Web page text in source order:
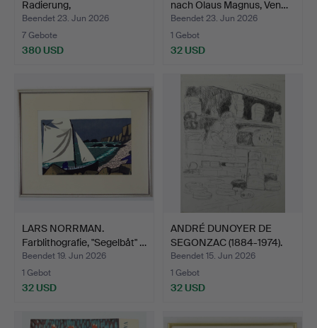
Radierung,
"Cigarettrökerska …
Beendet 23. Jun 2026
7 Gebote
380 USD
nach Olaus Magnus, Ven…
Beendet 23. Jun 2026
1 Gebot
32 USD
LARS NORRMAN.
Farblithografie, "Segelbåt" …
Beendet 19. Jun 2026
1 Gebot
32 USD
ANDRÉ DUNOYER DE
SEGONZAC (1884-1974).
Rad…
Beendet 15. Jun 2026
1 Gebot
32 USD